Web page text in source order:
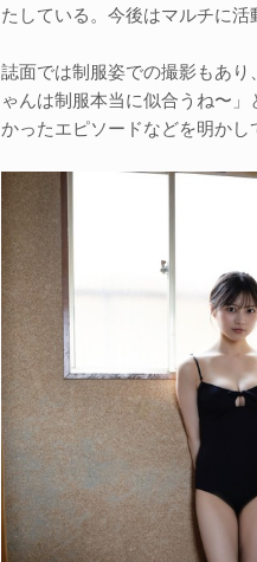
たしている。今後はマルチに活
誌面では制服姿での撮影もあり
ゃんは制服本当に似合うね〜
かったエピソードなどを明かし